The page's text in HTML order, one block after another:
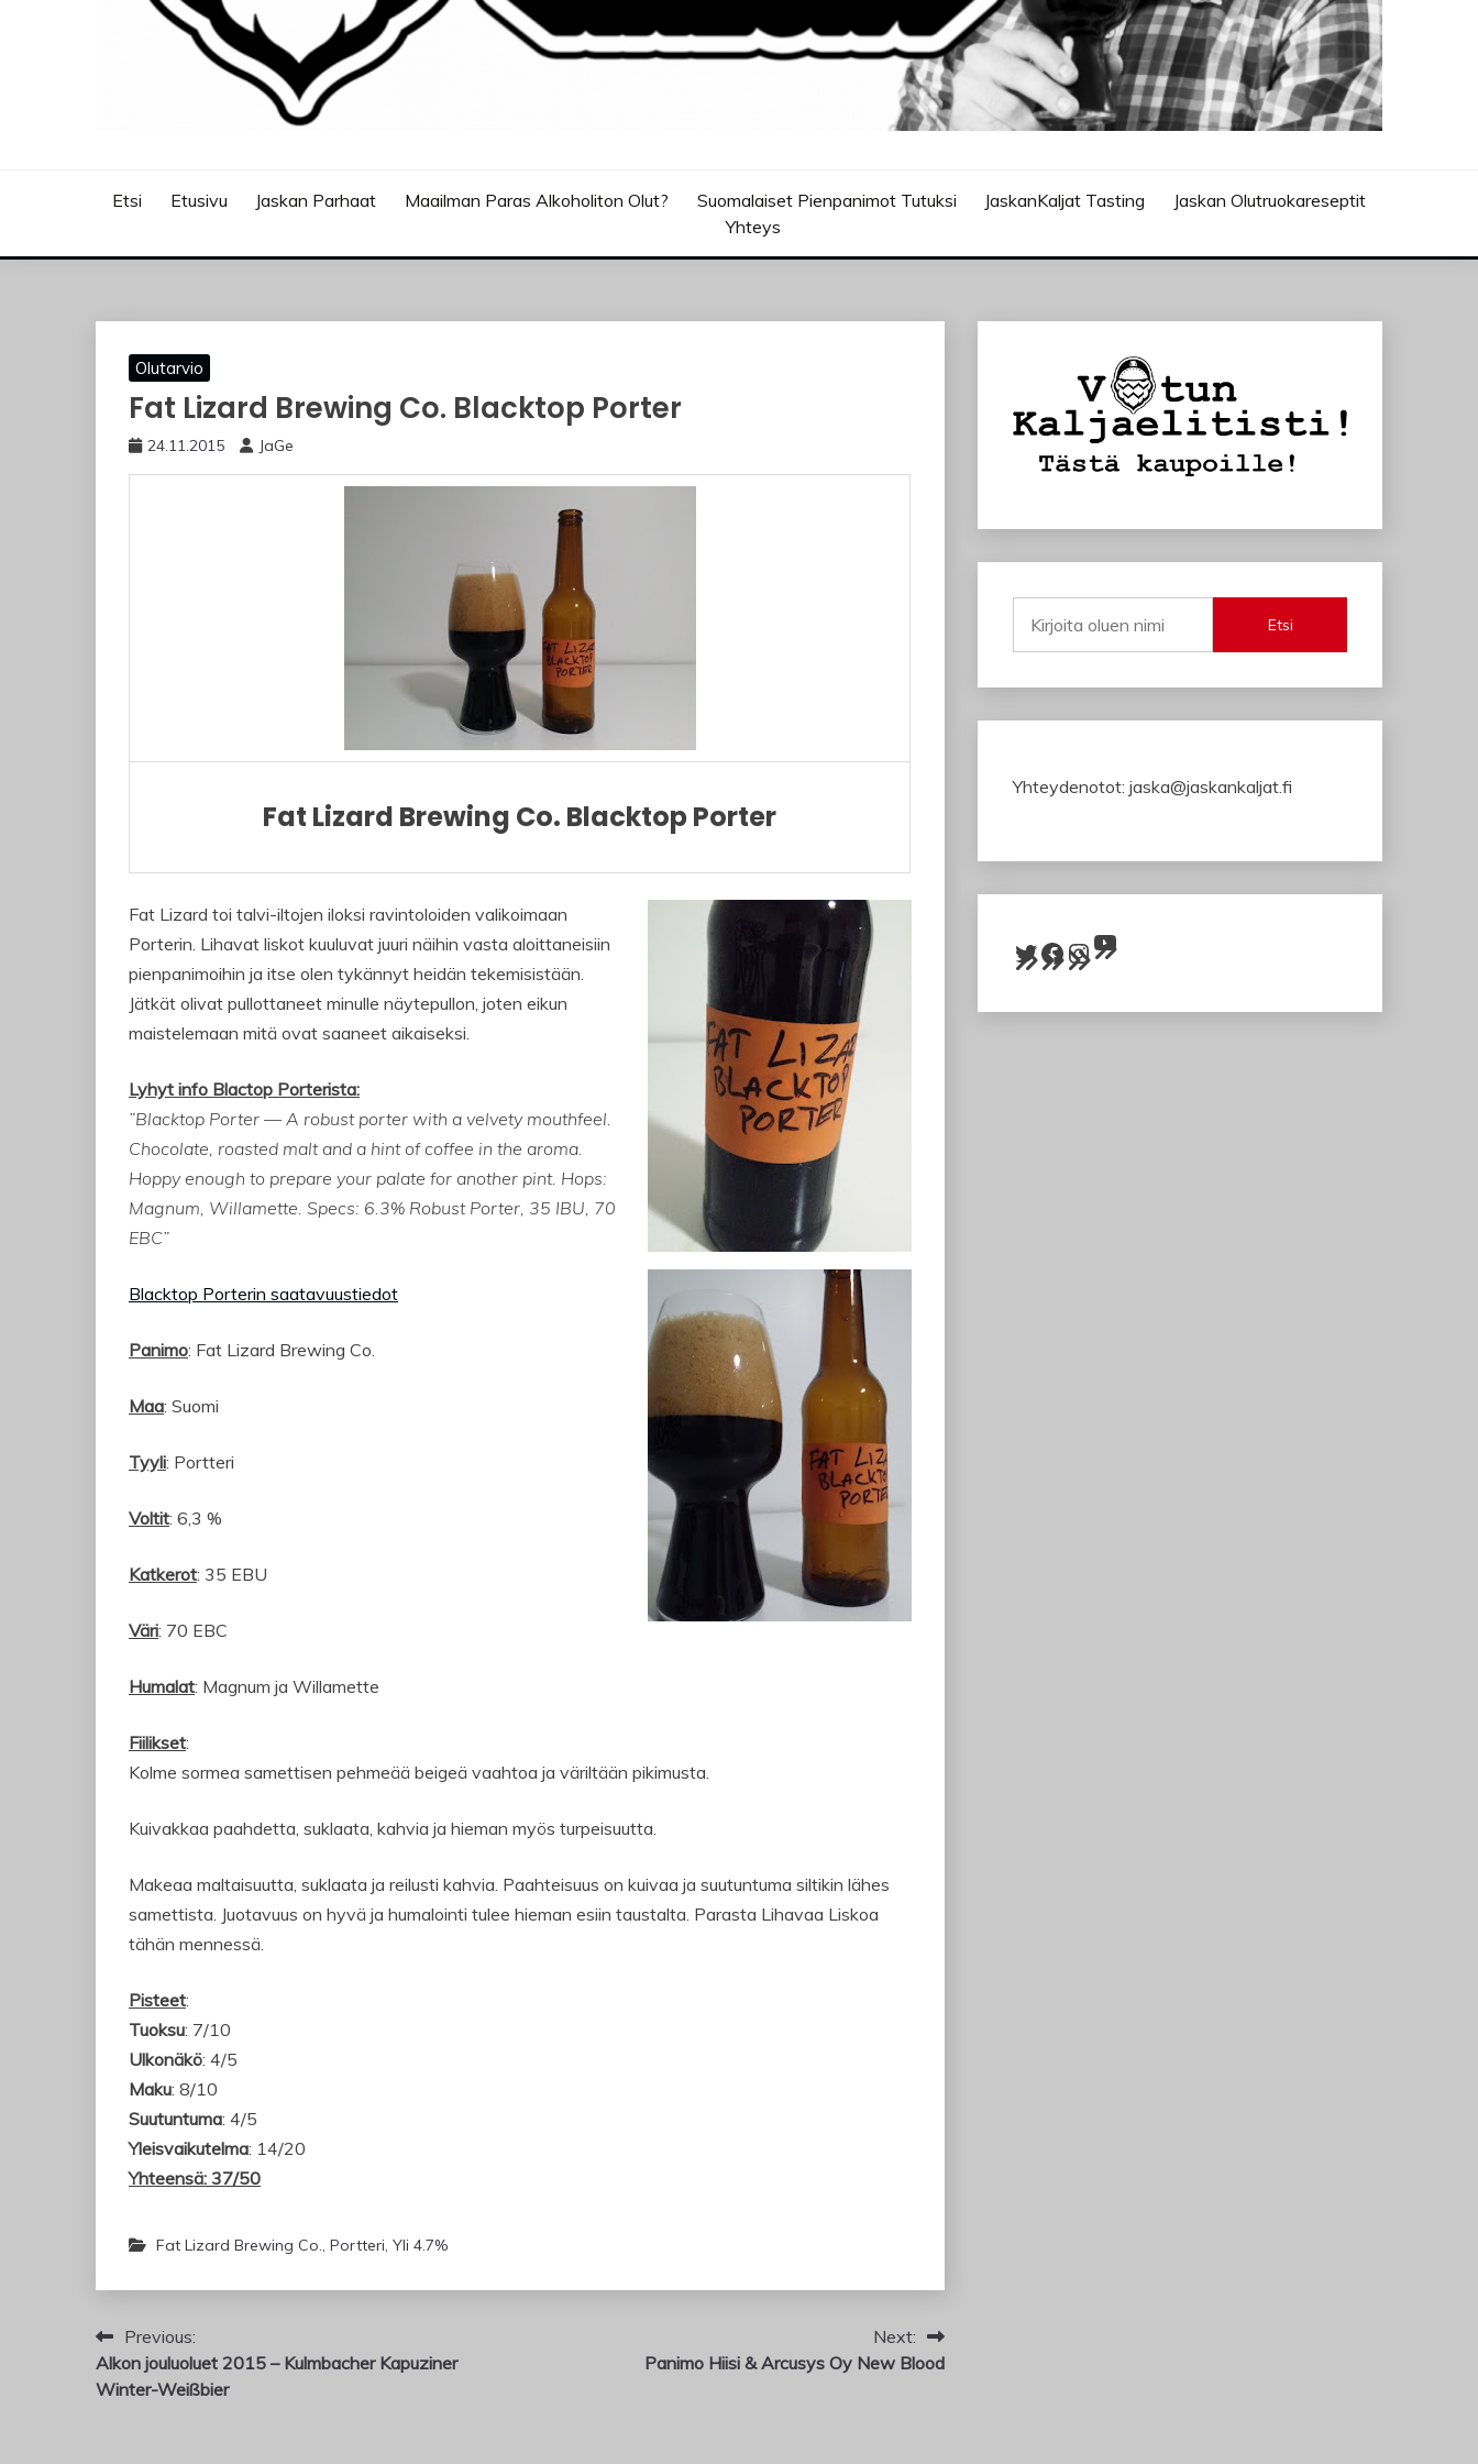
Etsi Etusivu Jaskan Parhaat Maailman Paras Alkoholiton Olut? Suomalaiset Pienpanimot Tutuksi JaskanKaljat Tasting
Jaskan Olutruokareseptit
Yhteys
Olutarvio
Fat Lizard Brewing Co. Blacktop Porter
24.11.2015 JaGe
Fat Lizard Brewing Co. Blacktop Porter
Fat Lizard toi talvi-iltojen iloksi ravintoloiden valikoimaan
Porterin. Lihavat liskot kuuluvat juuri näihin vasta aloittaneisiin
pienpanimoihin ja itse olen tykännyt heidän tekemisistään.
Jätkät olivat pullottaneet minulle näytepullon, joten eikun
maistelemaan mitä ovat saaneet aikaiseksi.
Lyhyt info Blactop Porterista:
”Blacktop Porter — A robust porter with a velvety mouthfeel.
Chocolate, roasted malt and a hint of coffee in the aroma.
Hoppy enough to prepare your palate for another pint. Hops:
Magnum, Willamette. Specs: 6.3% Robust Porter, 35 IBU, 70
EBC”
Blacktop Porterin saatavuustiedot
Panimo: Fat Lizard Brewing Co.
Maa: Suomi
Tyyli: Portteri
Voltit: 6,3 %
Katkerot: 35 EBU
Väri: 70 EBC
Humalat: Magnum ja Willamette
Fiilikset:
Kolme sormea samettisen pehmeää beigeä vaahtoa ja väriltään pikimusta.
Kuivakkaa paahdetta, suklaata, kahvia ja hieman myös turpeisuutta.
Makeaa maltaisuutta, suklaata ja reilusti kahvia. Paahteisuus on kuivaa ja suutuntuma siltikin lähes
samettista. Juotavuus on hyvä ja humalointi tulee hieman esiin taustalta. Parasta Lihavaa Liskoa
tähän mennessä.
Pisteet:
Tuoksu: 7/10
Ulkonäkö: 4/5
Maku: 8/10
Suutuntuma: 4/5
Yleisvaikutelma: 14/20
Yhteensä: 37/50
Fat Lizard Brewing Co., Portteri, Yli 4.7%
Artikkelien
selaus
Previous:
Alkon jouluoluet 2015 – Kulmbacher Kapuziner
Winter-Weißbier
Next:
Panimo Hiisi & Arcusys Oy New Blood
Etsi
Yhteydenotot: jaska@jaskankaljat.fi
Twitter Facebook InstagramYouTube